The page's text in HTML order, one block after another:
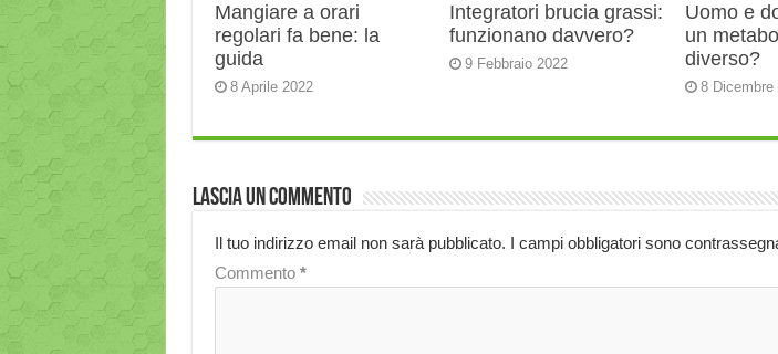
Mangiare a orari
regolari fa bene: la
guida
8 Aprile 2022
Integratori brucia grassi:
funzionano davvero?
9 Febbraio 2022
Uomo e
un
diverso?
8 Dicembre
Lascia un commento
Il tuo indirizzo email non sarà pubblicato. I campi obbligatori sono
Commento *